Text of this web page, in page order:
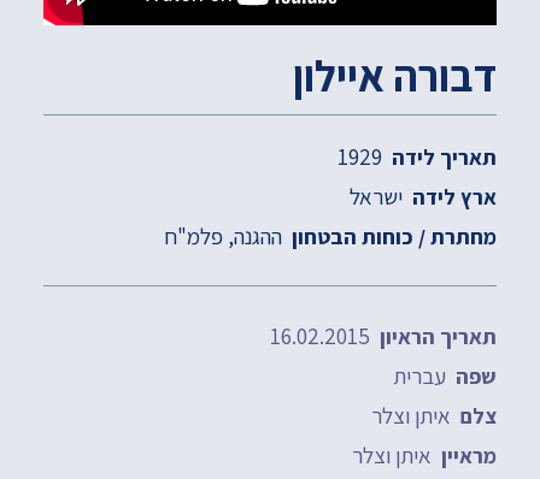
דבורה איילון
תאריך לידה
ארץ לידה ישראל
מחתרת / כוחות הבטחון ההגנה פלמ"ח
תאריך הראיון
שפה עברית
צלם איתן וצלר
מראיין איתן וצלר